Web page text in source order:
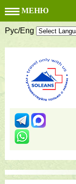
МЕНЮ
Рус/Eng